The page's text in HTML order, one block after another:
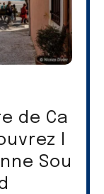
de Ca
l
Sou